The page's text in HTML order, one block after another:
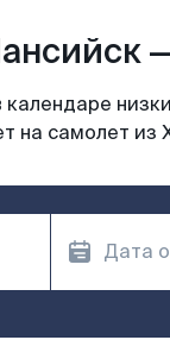
—
на самолет